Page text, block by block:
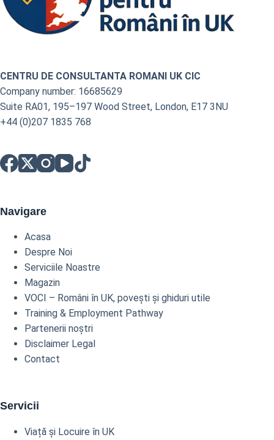
CENTRU DE CONSULTANTA ROMANI UK CIC
Company number: 16685629
Suite RA01, 195–197 Wood Street, London, E17 3NU
+44 (0)207 1835 768
Navigare
Acasa
Despre Noi
Serviciile Noastre
Magazin
VOCI – Români în UK, povești și ghiduri utile
Training & Employment Pathway
Partenerii noștri
Disclaimer Legal
Contact
Servicii
Viață și Locuire în UK